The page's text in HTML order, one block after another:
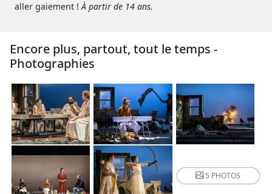
aller gaiement !À partir de 14 ans.
Encore plus, partout, tout le temps -
Photographies
5 PHOTOS